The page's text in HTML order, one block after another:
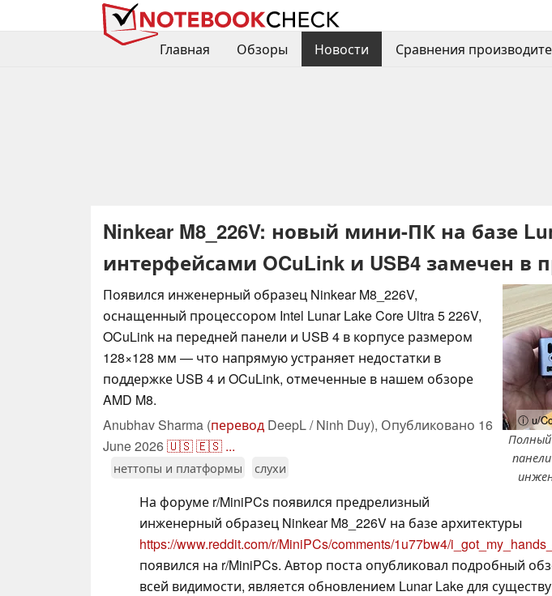
Главная
Обзоры Новости Сравнения
Ninkear M8_226V: новый мини-ПК на базе
интерфейсами OCuLink и USB4 замечен в
ⓘ u/
Появился инженерный образец Ninkear M8_226V,
оснащенный процессором Intel Lunar Lake Core Ultra 5 226V,
OCuLink на передней панели и USB 4 в корпусе размером
128×128 мм — что напрямую устраняет недостатки в
поддержке USB 4 и OCuLink, отмеченные в нашем обзоре
AMD M8.
Anubhav Sharma (перевод DeepL / Ninh Duy), Опубликовано 16
June 2026🇺🇸🇪🇸 ...
неттопы и платформы слухи
На форуме r/MiniPCs появился предрелизный
инженерный образец Ninkear M8_226V на базе архитектуры
https://www.reddit.com/r/MiniPCs/comments/1u77bw4/
появился на r/MiniPCs. Автор поста опубликовал подробный
всей видимости, является обновлением Lunar Lake для